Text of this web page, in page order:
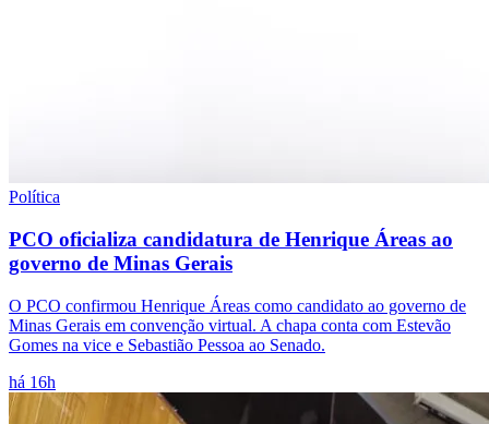
Política
PCO oficializa candidatura de Henrique Áreas ao
governo de Minas Gerais
O PCO confirmou Henrique Áreas como candidato ao governo de
Minas Gerais em convenção virtual. A chapa conta com Estevão
Gomes na vice e Sebastião Pessoa ao Senado.
há 16h